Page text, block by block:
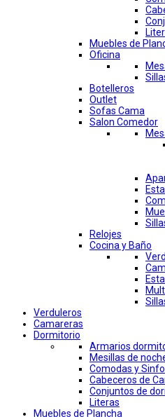
Muebles de
Oficina
Botelleros
Outlet
Sofas Cama
Salon Comedor
Relojes
Cocina y Baño
Verduleros
Camareras
Dormitorio
Armarios
Mesillas de
Comodas y
Cabeceros de
Conjuntos de
Literas
Muebles de Plancha